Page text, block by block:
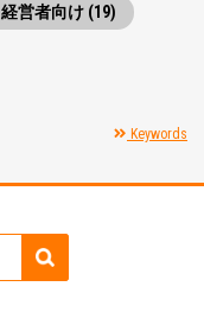
経営者向け (19)
Keywords